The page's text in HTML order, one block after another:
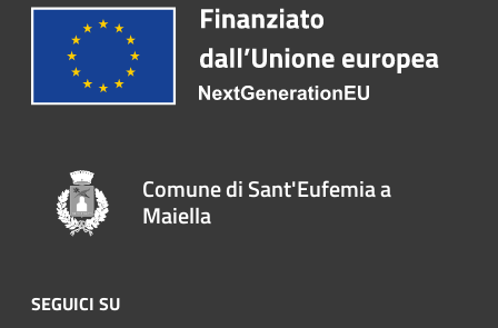
Comune di Sant'Eufemia a
Maiella
SEGUICI SU